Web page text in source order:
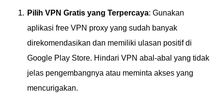
Pilih VPN Gratis yang Terpercaya: Gunakan
aplikasi free VPN proxy yang sudah banyak
direkomendasikan dan memiliki ulasan positif di
Google Play Store. Hindari VPN abal-abal yang tidak
jelas pengembangnya atau meminta akses yang
mencurigakan.